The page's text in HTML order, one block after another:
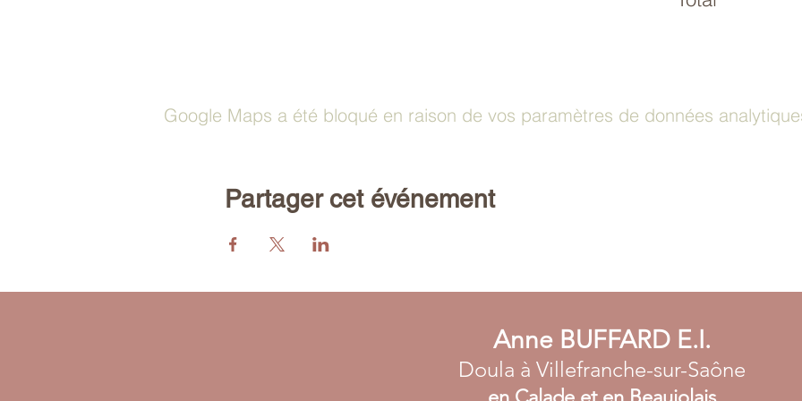
Google Maps a été bloqué en raison de vos paramètres de données
Partager cet événement
Anne BUFFARD E.I.
Doula à Villefranche-sur-Saône